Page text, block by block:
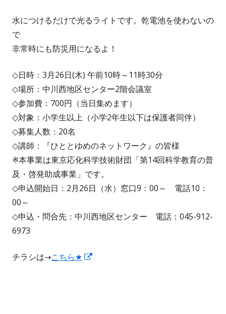
水につけるだけで光るライトです。乾電池を使わないの
で
非常時にも防災用になるよ！
◇日時：3月26日(木) 午前10時～11時30分
◇場所：中川西地区センター2階会議室
◇参加費：700円（当日集めます）
◇対象：小学生以上（小学2年生以下は保護者同伴）
◇募集人数：20名
◇講師：『ひととゆめのネットワーク』の皆様
※本事業は東京応化科学技術財団「第14回科学教育の普
及・啓発助成事業」です。
◇申込開始日：2月26日（水）窓口9：00～ 電話10：
00～
◇申込・問合先：中川西地区センター 電話：045-912-
6973
チラシは→こちら★